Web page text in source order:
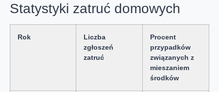
Statystyki zatruć domowych
Rok
Liczba
zgłoszeń
zatruć
Procent
przypadków
związanych z
mieszaniem
środków